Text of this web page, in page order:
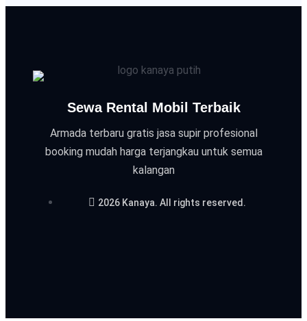
Sewa Rental Mobil Terbaik
Armada terbaru gratis jasa supir profesional
booking mudah harga terjangkau untuk semua
kalangan
2026 Kanaya. All rights reserved.